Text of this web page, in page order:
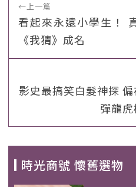
←上一篇
看起來永遠小學生！
《我猜》成名
影史最搞笑白髮神探
彈龍
時光商號 懷舊選物